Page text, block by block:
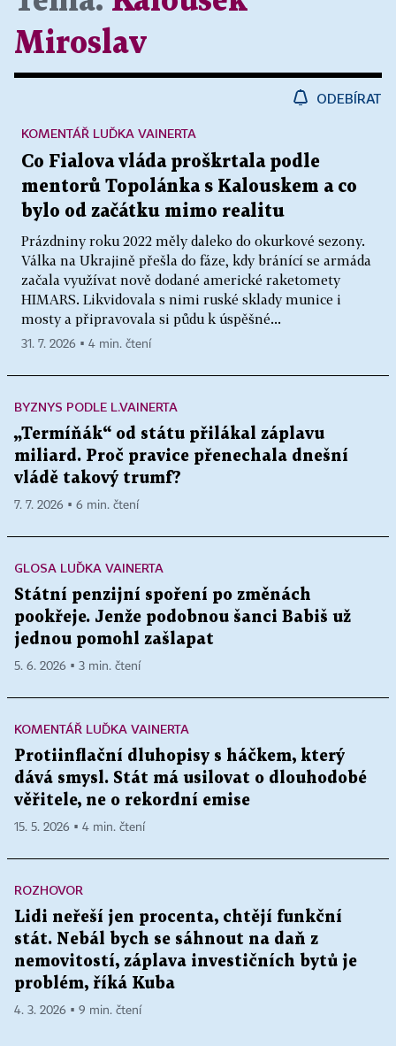
Miroslav
ODEBÍRAT
Co Fialova vláda proškrtala podle
mentorů Topolánka s Kalouskem a co
bylo od začátku mimo realitu
Prázdniny roku 2022 měly daleko do okurkové sezony.
Válka na Ukrajině přešla do fáze, kdy bránící se armáda
začala využívat nově dodané americké raketomety
HIMARS. Likvidovala s nimi ruské sklady munice i
mosty a připravovala si půdu k úspěšné...
KOMENTÁŘ LUĎKA VAINERTA
31. 7. 2026 ▪ 4 min. čtení
BYZNYS PODLE L.VAINERTA
„Termíňák“ od státu přilákal záplavu
miliard. Proč pravice přenechala dnešní
vládě takový trumf?
7. 7. 2026 ▪ 6 min. čtení
GLOSA LUĎKA VAINERTA
Státní penzijní spoření po změnách
pookřeje. Jenže podobnou šanci Babiš už
jednou pomohl zašlapat
5. 6. 2026 ▪ 3 min. čtení
KOMENTÁŘ LUĎKA VAINERTA
Protiinflační dluhopisy s háčkem, který
dává smysl. Stát má usilovat o dlouhodobé
věřitele, ne o rekordní emise
15. 5. 2026 ▪ 4 min. čtení
ROZHOVOR
Lidi neřeší jen procenta, chtějí funkční
stát. Nebál bych se sáhnout na daň z
nemovitostí, záplava investičních bytů je
problém, říká Kuba
4. 3. 2026 ▪ 9 min. čtení